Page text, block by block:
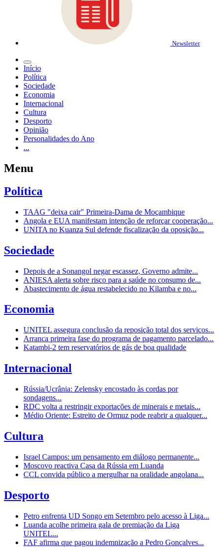
Newsletter
Início
Política
Sociedade
Economia
Internacional
Cultura
Desporto
Opinião
Personalidades do Ano
...
Menu
Política
TAAG "deixa cair" Primeira-Dama de Moçambique
Angola e EUA manifestam intenção de reforçar cooperação...
UNITA no Kuanza Sul defende fiscalização da oposição...
Sociedade
Depois de a Sonangol negar escassez, Governo admite...
ANIESA alerta sobre risco para a saúde no consumo de...
Abastecimento de água restabelecido no Kilamba e no...
Economia
UNITEL assegura conclusão da reposição total dos serviços...
Arranca primeira fase do programa de pagamento parcelado...
Katambi-2 tem reservatórios de gás de boa qualidade
Internacional
Rússia/Ucrânia: Zelensky encostado às cordas por
sondagens...
RDC volta a restringir exportações de minerais e metais...
Médio Oriente: Estreito de Ormuz pode reabrir a qualquer...
Cultura
Israel Campos: um pensamento em diálogo permanente...
Moscovo reactiva Casa da Rússia em Luanda
CCL convida público a mergulhar na oralidade angolana...
Desporto
Petro enfrenta UD Songo em Setembro pelo acesso à Liga...
Luanda acolhe primeira gala de premiação da Liga
UNITEL...
FAF afirma que pagou indemnização a Pedro Gonçalves...